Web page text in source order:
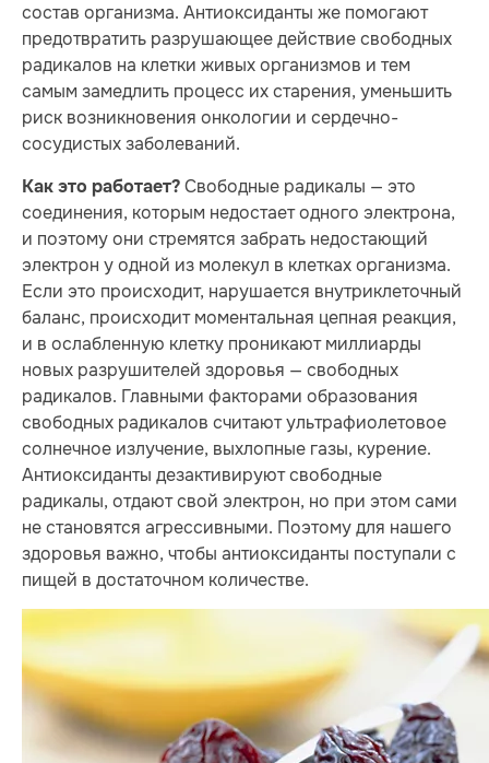
состав организма. Антиоксиданты же помогают
предотвратить разрушающее действие свободных
радикалов на клетки живых организмов и тем
самым замедлить процесс их старения, уменьшить
риск возникновения онкологии и сердечно-
сосудистых заболеваний.
Как это работает? Свободные радикалы — это
соединения, которым недостает одного электрона,
и поэтому они стремятся забрать недостающий
электрон у одной из молекул в клетках организма.
Если это происходит, нарушается внутриклеточный
баланс, происходит моментальная цепная реакция,
и в ослабленную клетку проникают миллиарды
новых разрушителей здоровья — свободных
радикалов. Главными факторами образования
свободных радикалов считают ультрафиолетовое
солнечное излучение, выхлопные газы, курение.
Антиоксиданты дезактивируют свободные
радикалы, отдают свой электрон, но при этом сами
не становятся агрессивными. Поэтому для нашего
здоровья важно, чтобы антиоксиданты поступали с
пищей в достаточном количестве.